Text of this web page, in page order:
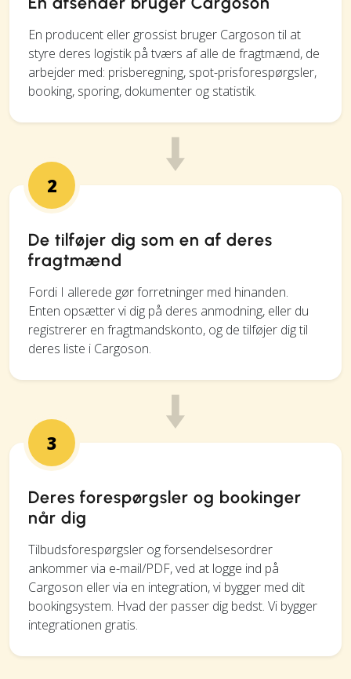
En producent eller grossist bruger Cargoson til at
styre deres logistik på tværs af alle de fragtmænd, de
arbejder med: prisberegning, spot-prisforespørgsler,
booking, sporing, dokumenter og statistik.
2
De tilføjer dig som en af deres
fragtmænd
Fordi I allerede gør forretninger med hinanden.
Enten opsætter vi dig på deres anmodning, eller du
registrerer en fragtmandskonto, og de tilføjer dig til
deres liste i Cargoson.
3
Deres forespørgsler og bookinger
når dig
Tilbudsforespørgsler og forsendelsesordrer
ankommer via e-mail/PDF, ved at logge ind på
Cargoson eller via en integration, vi bygger med dit
bookingsystem. Hvad der passer dig bedst. Vi bygger
integrationen gratis.